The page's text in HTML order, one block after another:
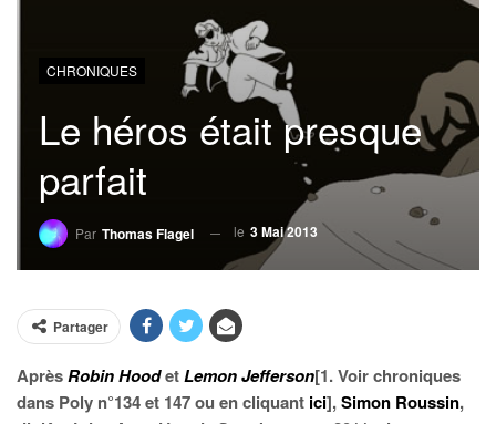
CHRONIQUES
Le héros était presque
parfait
Par Thomas Flagel le 3 Mai 2013
Partager
AprèsRobin HoodetLemon Jefferson[1. Voir chroniques
dans Poly n°134 et 147 ou en cliquant ici],Simon Roussin,